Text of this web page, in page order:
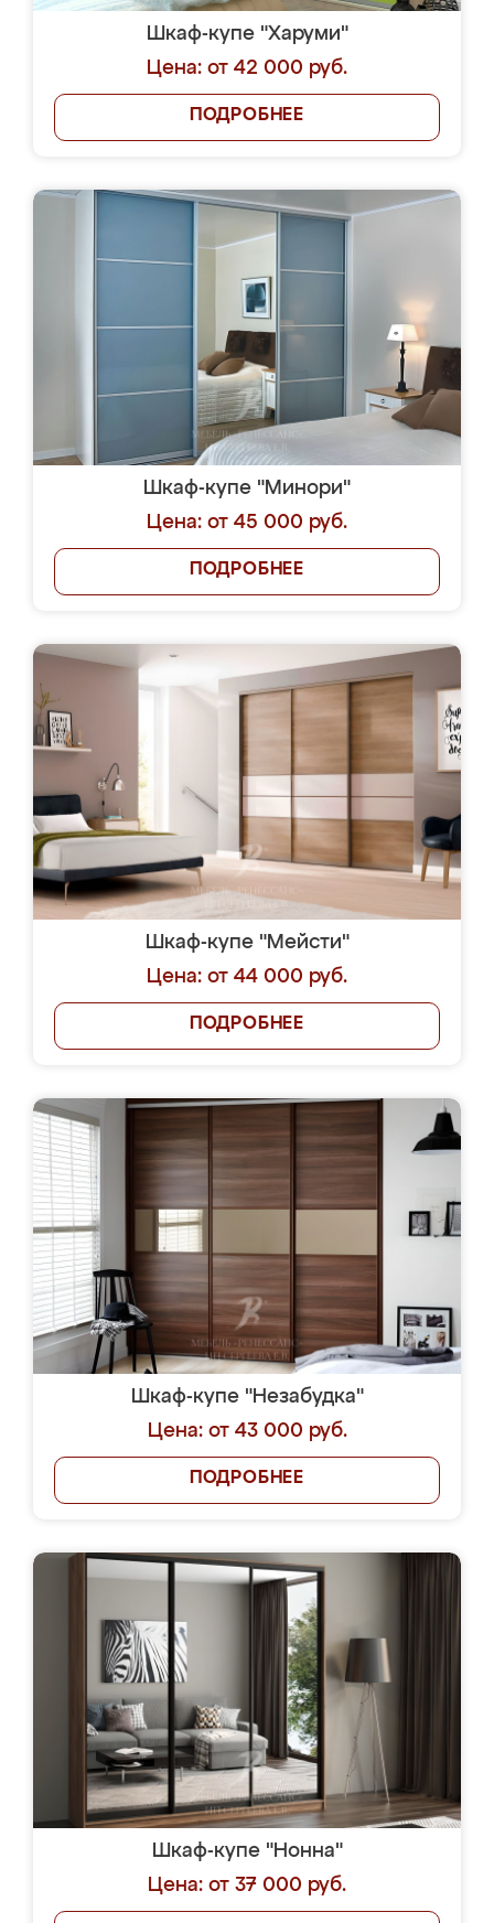
Шкаф-купе "Харуми"
Цена: от 42 000 руб.
ПОДРОБНЕЕ
Шкаф-купе "Минори"
Цена: от 45 000 руб.
ПОДРОБНЕЕ
Шкаф-купе "Мейсти"
Цена: от 44 000 руб.
ПОДРОБНЕЕ
Шкаф-купе "Незабудка"
Цена: от 43 000 руб.
ПОДРОБНЕЕ
Шкаф-купе "Нонна"
Цена: от 37 000 руб.